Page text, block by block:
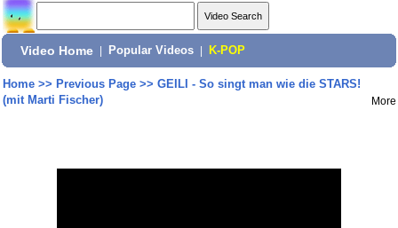
Video Home Popular Videos K-POP
Home>> Previous Page>> GEILI - So singt man wie die STARS!
(mit Marti Fischer)
More